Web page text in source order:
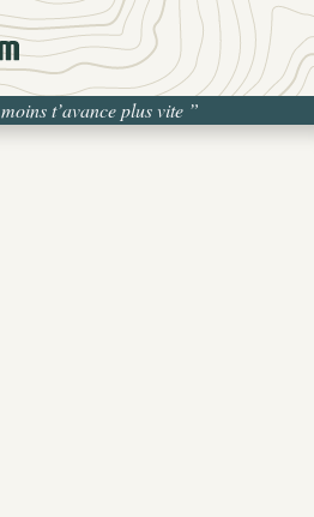
t’avance plus vite ”